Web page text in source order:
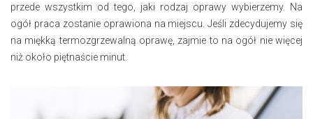
przede wszystkim od tego, jaki rodzaj oprawy wybierzemy. Na
ogół praca zostanie oprawiona na miejscu. Jeśli zdecydujemy się
na miękką termozgrzewalną oprawę, zajmie to na ogół nie więcej
niż około piętnaście minut.